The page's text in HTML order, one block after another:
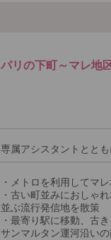
パリの下町～マレ地
専属アシスタントとと
・メトロを利用してマ
・古い町並みにおしゃ
並ぶ流行発信地を散策
・最寄り駅に移動、古
サンマルタン運河沿い